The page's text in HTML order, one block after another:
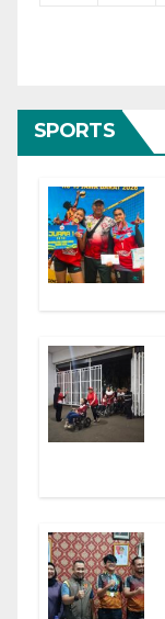
SPORTS